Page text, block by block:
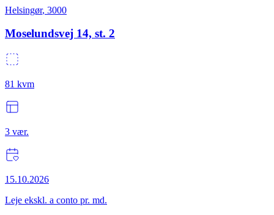
Helsingør, 3000
Moselundsvej 14, st. 2
81 kvm
3 vær.
15.10.2026
Leje ekskl. a conto pr. md.